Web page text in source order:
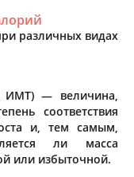
различных видах
ИМТ) — величина,
соответствия
и, тем самым,
ли масса
или избыточной.